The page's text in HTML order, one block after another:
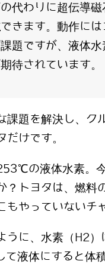
代わりに超伝導磁
できます。動作に
題ですが、液体
待されています。
課題を解決し、ク
だけです。
の液体水素。
？トヨタは、燃料
もやっていないチ
うに、水素（H2
液体にすると体